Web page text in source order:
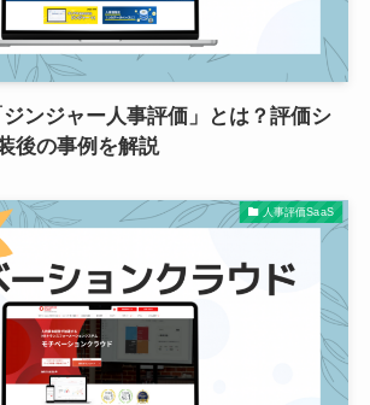
ンジャー人事評価」とは？評価シ
後の事例を解説
人事評価SaaS